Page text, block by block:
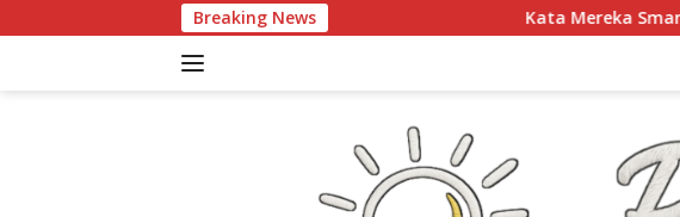
ke
Breaking NewsKata Mereka Smart City, Kenyataannya